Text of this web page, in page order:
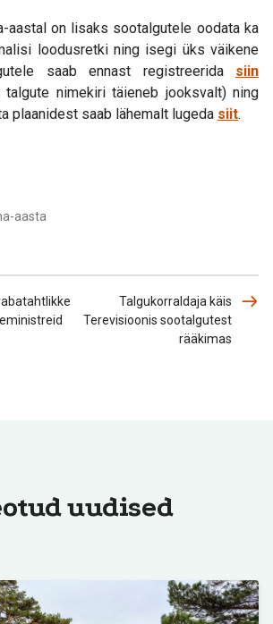
aastal on lisaks sootalgutele oodata ka
loodusretki ning isegi üks väikene
saab ennast registreerida siin
talgute nimekiri täieneb jooksvalt) ning
plaanidest saab lähemalt lugeda siit.
aasta
Talgukorraldaja käis
Terevisioonis sootalgutest
rääkimas
uudised